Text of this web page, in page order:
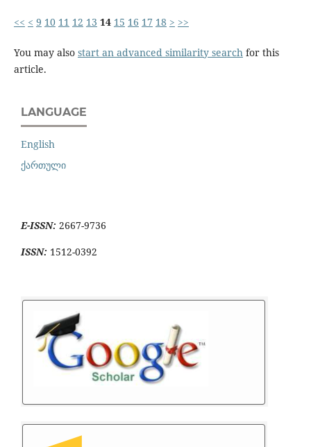
<< < 9 10 11 12 13 14 15 16 17 18 > >>
You may also start an advanced similarity searchfor this
article.
LANGUAGE
English
ქართული
E-ISSN: 2667-9736
ISSN: 1512-0392